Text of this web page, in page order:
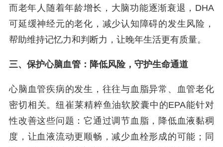
而老年人随着年龄增长，大脑功能逐渐衰退，DHA
可延缓神经元的老化，减少认知障碍的发生风险，
帮助维持记忆力和判断力，让晚年生活更有质量。
三、保护心脑血管：降低风险，守护生命通道
心脑血管疾病的发生，往往与血脂异常、血管老化
密切相关。纽崔莱精粹鱼油软胶囊中的EPA能针对
性改善这些问题：它通过调节血脂，降低血液黏稠
度，让血液流动更顺畅，减少血栓形成的可能；同